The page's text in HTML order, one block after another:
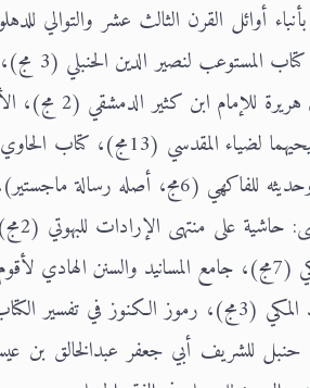
أوائل القرن الثالث عشر
لطائف
للشيخ عبد الله
المختارة مما لم يخرِّجه البخاري
رضي الله عنه، أخبار مكة في قديم الدهر